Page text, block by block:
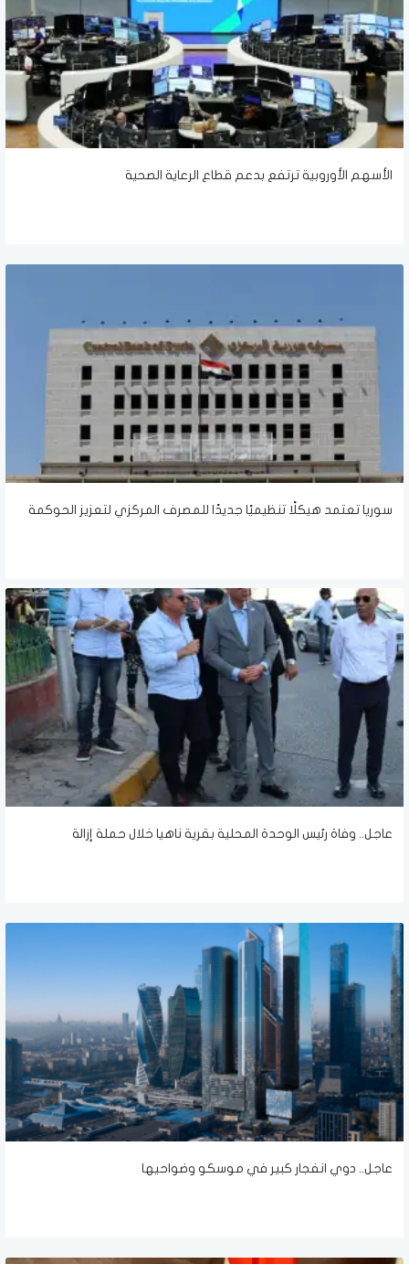
الأسهم الأوروبية ترتفع بدعم قطاع الرعاية الصحية
سوريا تعتمد هيكلًا تنظيميًا جديدًا للمصرف المركزي لتعزيز الحوكمة
عاجل.. وفاة رئيس الوحدة المحلية بقرية ناهيا خلال حملة إزالة
عاجل.. دوي انفجار كبير في موسكو وضواحيها